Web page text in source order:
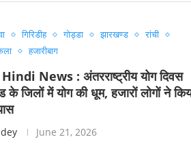
गिरिडीह गोड्डा झारखण्ड
रांची
हजारीबाग
News : अंतरराष्ट्रीय योग दिवस
जिलों में योग की धूम, हजारों लोगों ने
June 21, 2026